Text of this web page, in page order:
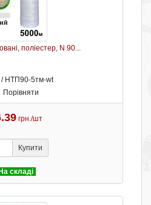
поліестер, N 90...
/ НТП90-5тм-wt
Порівняти
грн./шт
Купити
На складі